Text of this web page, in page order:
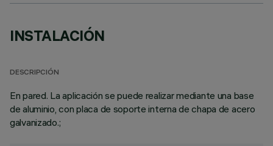
INSTALACIÓN
DESCRIPCIÓN
En pared. La aplicación se puede realizar mediante una base
de aluminio, con placa de soporte interna de chapa de acero
galvanizado.;